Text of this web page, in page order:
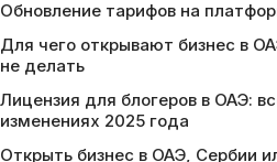
Обновление тарифов на
Для чего открывают бизнес в
не делать
Лицензия для блогеров в ОАЭ:
изменениях 2025 года
Открыть бизнес в ОАЭ, Сербии